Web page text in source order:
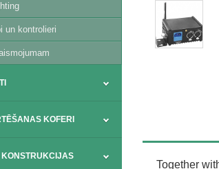
un kontrolieri
KOFERI
Together